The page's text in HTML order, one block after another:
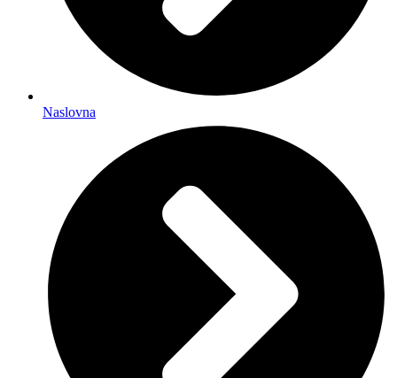
Naslovna